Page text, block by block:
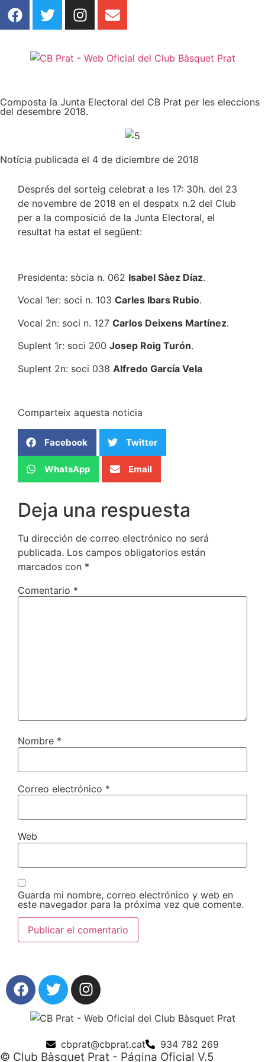
Composta la Junta Electoral del CB Prat per les eleccions
del desembre 2018.
Notícia publicada el 4 de diciembre de 2018
Després del sorteig celebrat a les 17: 30h. del 23
de novembre de 2018 en el despatx n.2 del Club
per a la composició de la Junta Electoral, el
resultat ha estat el següent:
Presidenta: sòcia n. 062 Isabel Sàez Díaz.
Vocal 1er: soci n. 103 Carles Ibars Rubio.
Vocal 2n: soci n. 127 Carlos Deixens Martínez.
Suplent 1r: soci 200 Josep Roig Turón.
Suplent 2n: soci 038 Alfredo García Vela
Comparteix aquesta noticia
Facebook Twitter
WhatsApp Email
Deja una respuesta
Tu dirección de correo electrónico no será
publicada. Los campos obligatorios están
marcados con *
Comentario *
Nombre *
Correo electrónico *
Web
Guarda mi nombre, correo electrónico y web en
este navegador para la próxima vez que comente.
cbprat@cbprat.cat 934 782 269
© Club Bàsquet Prat - Página Oficial V.5